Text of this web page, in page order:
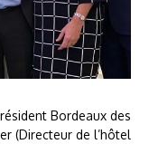
Bordeaux des
(Directeur de l’hôtel